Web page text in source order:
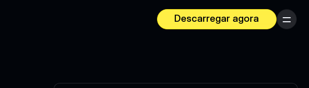
Descarregar agora
Menu